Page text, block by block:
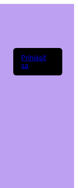
Prihlásiť
sa